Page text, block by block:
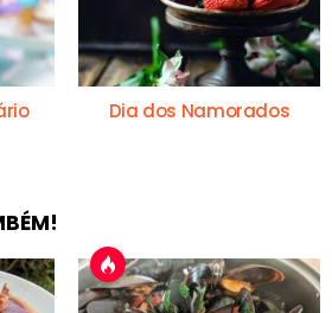
Dia dos Namorados